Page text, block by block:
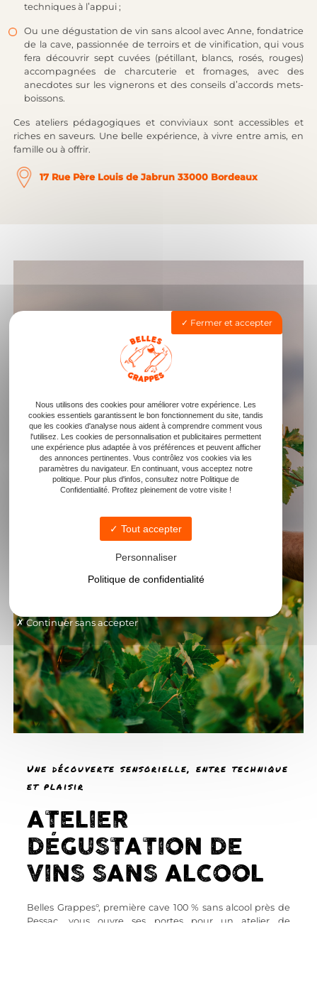
techniques à l’appui ;
Ou une dégustation de vin sans alcool avec Anne, fondatrice
de la cave, passionnée de terroirs et de vinification, qui vous
fera découvrir sept cuvées (pétillant, blancs, rosés, rouges)
accompagnées de charcuterie et fromages, avec des
anecdotes sur les vignerons et des conseils d’accords mets-
boissons.
Ces ateliers pédagogiques et conviviaux sont accessibles et
riches en saveurs. Une belle expérience, à vivre entre amis, en
famille ou à offrir.
17 Rue Père Louis de Jabrun 33000 Bordeaux
Une découverte sensorielle, entre technique
et plaisir
ATELIER
DÉGUSTATION DE
VINS SANS ALCOOL
Belles Grappes°, première cave 100 % sans alcool près de
Pessac, vous ouvre ses portes pour un atelier de
Fermer et accepter
Nous utilisons des cookies pour améliorer votre expérience. Les
cookies essentiels garantissent le bon fonctionnement du site, tandis
que les cookies d'analyse nous aident à comprendre comment vous
l'utilisez. Les cookies de personnalisation et publicitaires permettent
une expérience plus adaptée à vos préférences et peuvent afficher
des annonces pertinentes. Vous contrôlez vos cookies via les
paramètres du navigateur. En continuant, vous acceptez notre
politique. Pour plus d'infos, consultez notre Politique de
Confidentialité. Profitez pleinement de votre visite !
Tout accepter
Personnaliser
Politique de confidentialité
Continuer sans accepter